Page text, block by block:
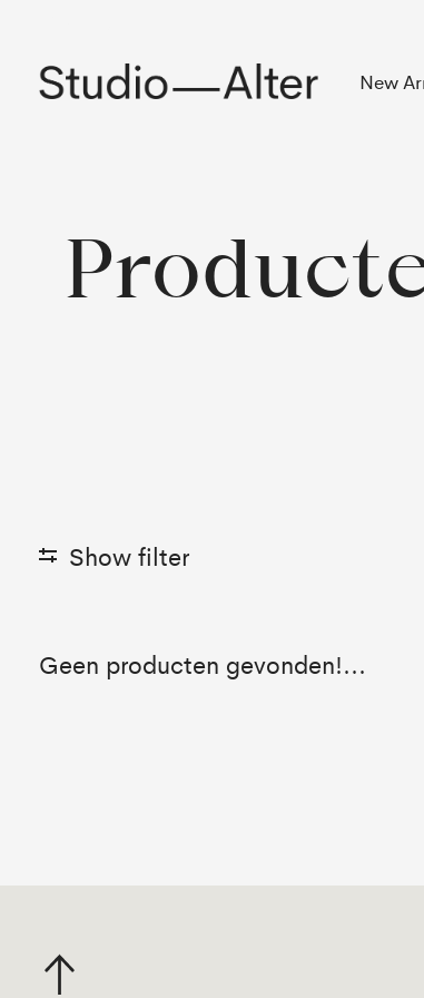
New
Show filter
Geen producten gevonden!...